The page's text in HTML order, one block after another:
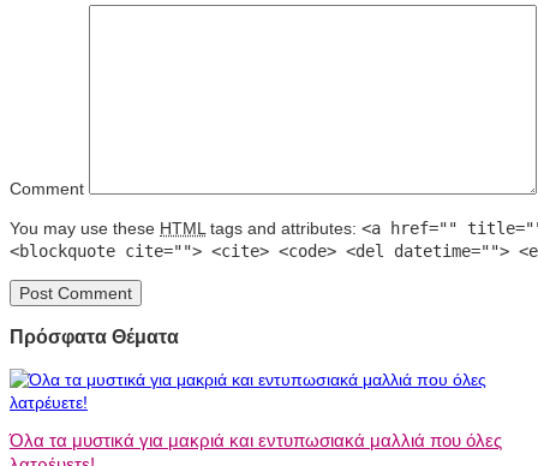
Comment
You may use these HTML tags and attributes: <a href=""
<blockquote cite=""> <cite> <code> <del datetime="">
Πρόσφατα Θέματα
Όλα τα μυστικά για μακριά και εντυπωσιακά μαλλιά που όλες